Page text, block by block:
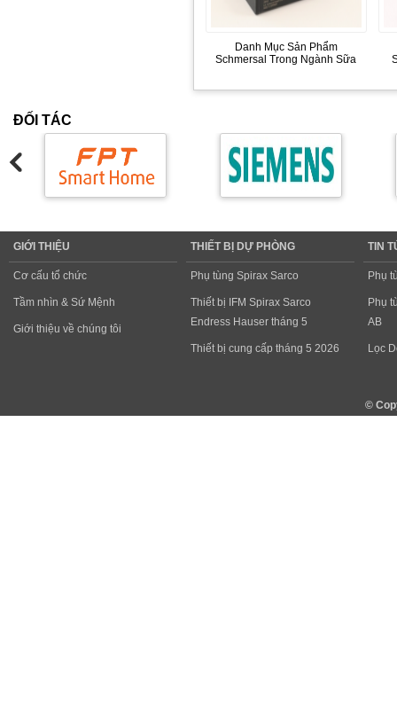
Danh Mục Sản Phẩm
Schmersal Trong Ngành Sữa
ĐỐI TÁC
GIỚI THIỆU
Cơ cấu tổ chức
Tầm nhìn & Sứ Mệnh
Giới thiệu về chúng tôi
THIẾT BỊ DỰ PHÒNG
Phụ tùng Spirax Sarco
Thiết bị IFM Spirax Sarco
Endress Hauser tháng 5
Thiết bị cung cấp tháng 5 2026
TIN
Phụ
Phụ
AB
Lọc
©